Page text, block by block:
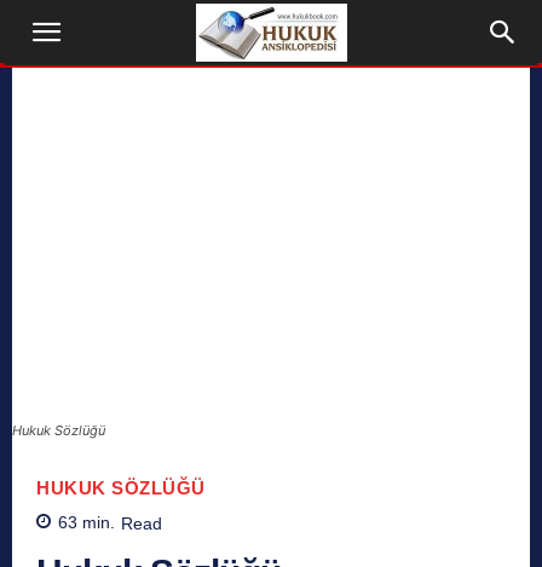
Hukuk Sözlüğü
HUKUK SÖZLÜĞÜ
63 min. Read